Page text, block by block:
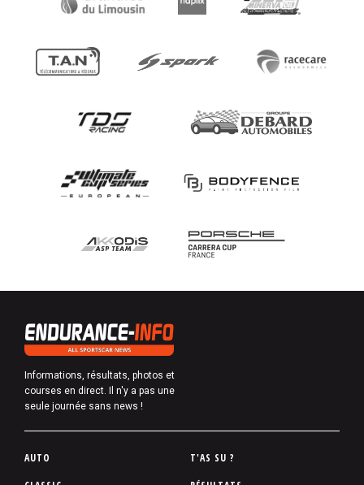
Informations, résultats, photos et
courses en direct. Il n'y a pas une
seule journée sans news !
P
AUTO
T'AS SU ?